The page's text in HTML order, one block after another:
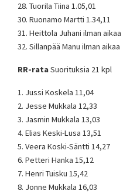
28. Tuorila Tiina 1.05,01
30. Ruonamo Martti 1.34,11
31. Heittola Juhani ilman aikaa
32. Sillanpää Manu ilman aikaa
RR-rataSuorituksia 21 kpl
1. Jussi Koskela 11,04
2. Jesse Mukkala 12,33
3. Jasmin Mukkala 13,03
4. Elias Keski-Lusa 13,51
5. Veera Koski-Säntti 14,27
6. Petteri Hanka 15,12
7. Henri Tuisku 15,42
8. Jonne Mukkala 16,03